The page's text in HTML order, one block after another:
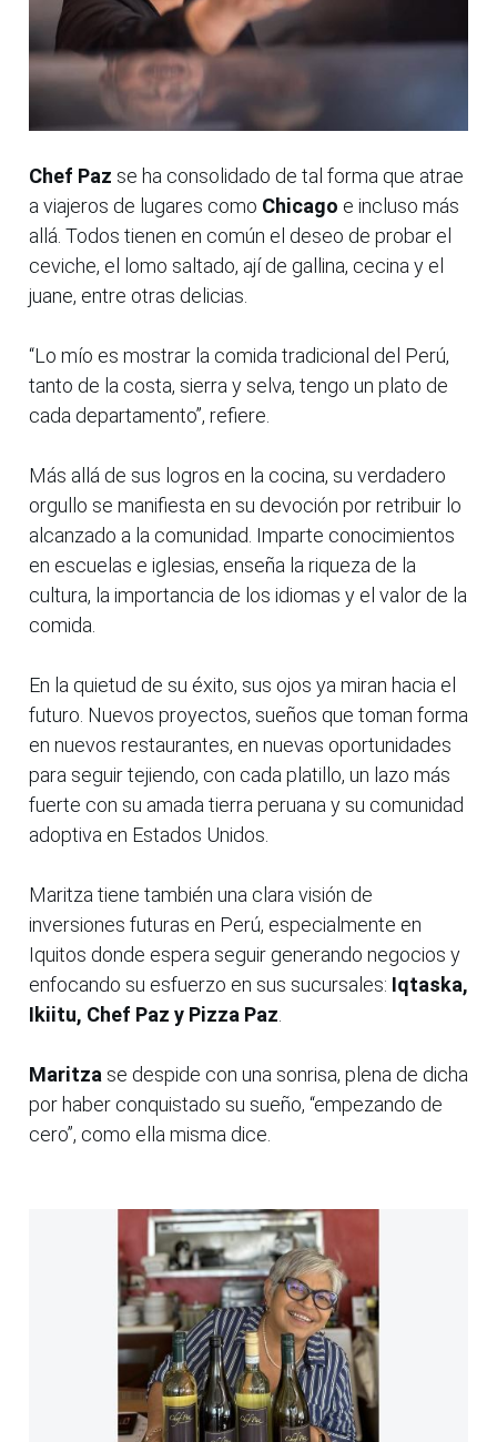
Chef Paz se ha consolidado de tal forma que atrae
a viajeros de lugares como Chicago e incluso más
allá. Todos tienen en común el deseo de probar el
ceviche, el lomo saltado, ají de gallina, cecina y el
juane, entre otras delicias.
“Lo mío es mostrar la comida tradicional del Perú,
tanto de la costa, sierra y selva, tengo un plato de
cada departamento”, refiere.
Más allá de sus logros en la cocina, su verdadero
orgullo se manifiesta en su devoción por retribuir lo
alcanzado a la comunidad. Imparte conocimientos
en escuelas e iglesias, enseña la riqueza de la
cultura, la importancia de los idiomas y el valor de la
comida.
En la quietud de su éxito, sus ojos ya miran hacia el
futuro. Nuevos proyectos, sueños que toman forma
en nuevos restaurantes, en nuevas oportunidades
para seguir tejiendo, con cada platillo, un lazo más
fuerte con su amada tierra peruana y su comunidad
adoptiva en Estados Unidos.
Maritza tiene también una clara visión de
inversiones futuras en Perú, especialmente en
Iquitos donde espera seguir generando negocios y
enfocando su esfuerzo en sus sucursales: Iqtaska,
Ikiitu, Chef Paz y Pizza Paz
Maritza se despide con una sonrisa, plena de dicha
por haber conquistado su sueño, “empezando de
cero”, como ella misma dice.